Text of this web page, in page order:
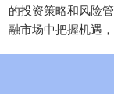
的投资策略和风险
融市场中把握机遇，